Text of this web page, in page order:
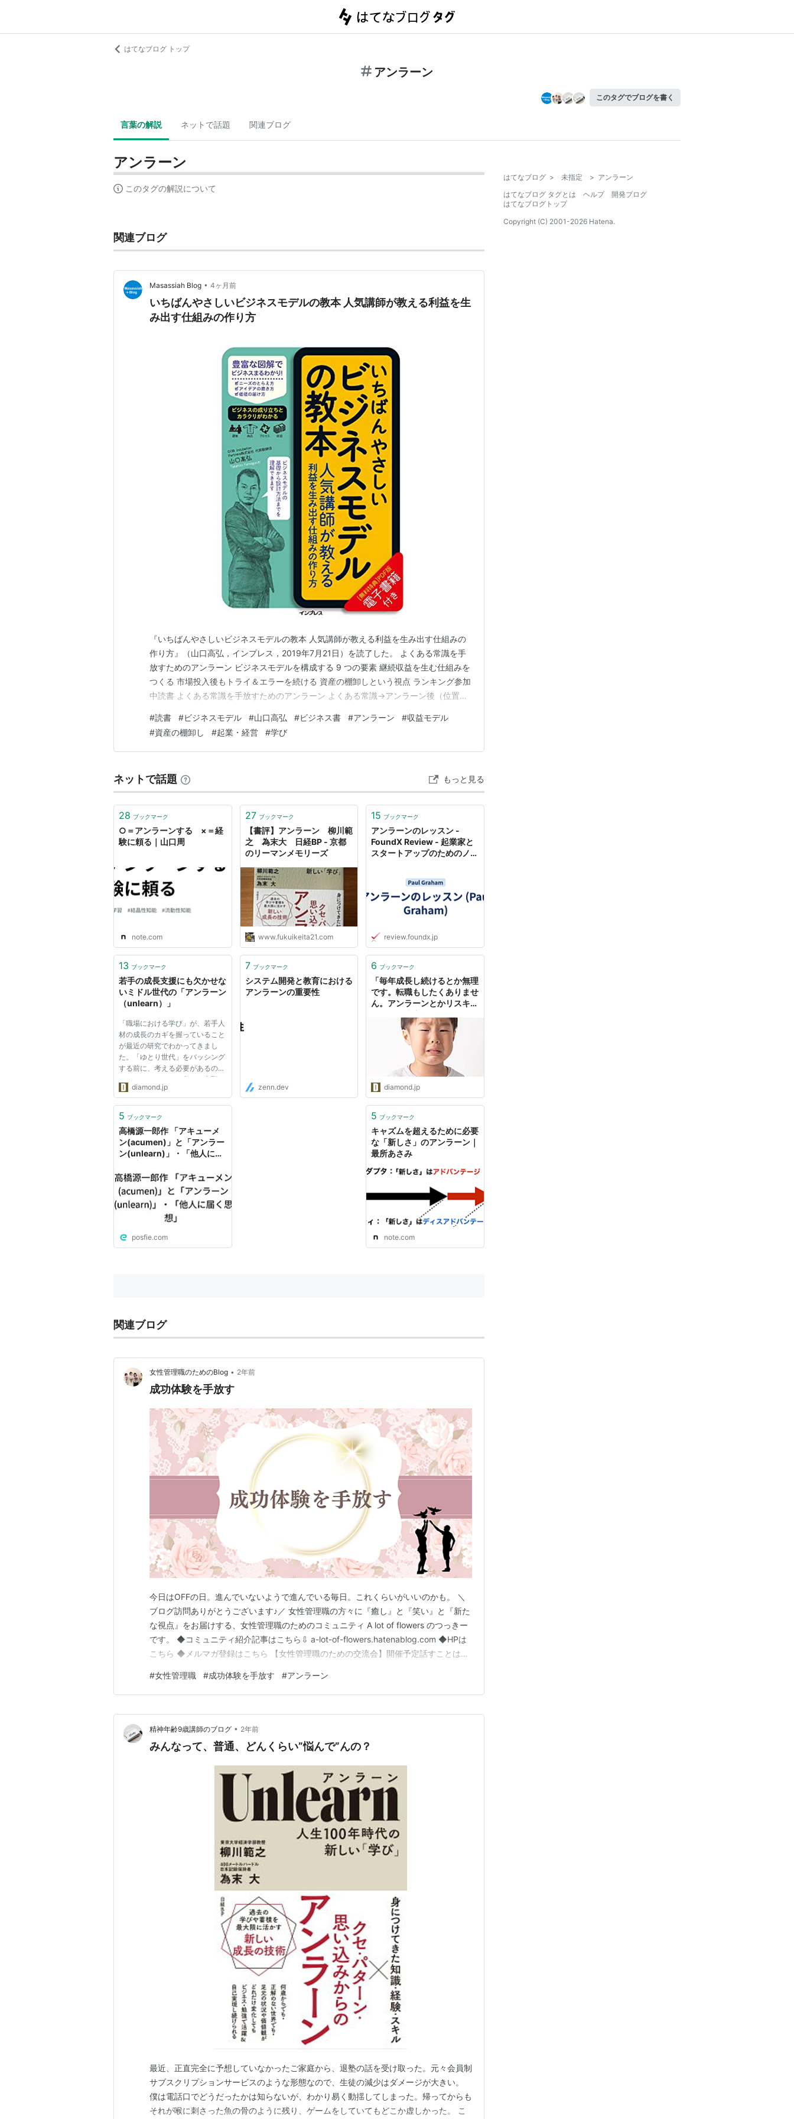
はてなブログ トップ
アンラーン
このタグでブログを書く
言葉の解説 ネットで話題 関連ブログ
アンラーン
このタグの解説について
関連ブログ
Masassiah Blog • 4ヶ月前
いちばんやさしいビジネスモデルの教本 人気講師が教える利益を生
み出す仕組みの作り方
『いちばんやさしいビジネスモデルの教本 人気講師が教える利益を生み出す仕組みの
作り方』（山口高弘，インプレス，2019年7月21日）を読了した。 よくある常識を手
放すためのアンラーン ビジネスモデルを構成する 9 つの要素 継続収益を生む仕組みを
つくる 市場投入後もトライ＆エラーを続ける 資産の棚卸しという視点 ランキング参加
中読書 よくある常識を手放すためのアンラーン よくある常識→アンラーン後（位置
とは「とりあえずやってみよう」という精神であり，効率性を求めることではない メ
ンバーが増えると細かく役割分担…
#読書 #ビジネスモデル #山口高弘 #ビジネス書 #アンラーン #収益モデル
#資産の棚卸し #起業・経営 #学び
ネットで話題 もっと見る
28 ブックマーク
○＝アンラーンする ×＝経
験に頼る｜山口周
note.com
27 ブックマーク
【書評】アンラーン 柳川範
之 為末大 日経BP - 京都
のリーマンメモリーズ
www.fukuikeita21.com
15 ブックマーク
アンラーンのレッスン -
FoundX Review - 起業家と
スタートアップのためのノウ
review.foundx.jp
13 ブックマーク
若手の成長支援にも欠かせな
いミドル世代の「アンラーン
（unlearn）」
「職場における学び」が、若手人
材の成長のカギを握っていること
が最近の研究でわかってきまし
た。「ゆとり世代」をバッシング
する前に、考える必要があるので
はないでしょうか。私たち中堅・
ベテランが業務を通じて的確な学
か。さらには、私たち個々人が、
diamond.jp
7 ブックマーク
システム開発と教育における
アンラーンの重要性
zenn.dev
6 ブックマーク
「毎年成長し続けるとか無理
です。転職もしたくありませ
ん。アンラーンとかリスキリ
やり続けていたいです」そう
言いたいのに言えない“現代
的な理由”を言語化した
diamond.jp
5 ブックマーク
高橋源一郎作 「アキューメ
ン(acumen)」と「アンラー
ン(unlearn)」・「他人に届
posfie.com
5 ブックマーク
キャズムを超えるために必要
な「新しさ」のアンラーン｜
最所あさみ
note.com
関連ブログ
女性管理職のためのBlog • 2年前
成功体験を手放す
今日はOFFの日。進んでいないようで進んでいる毎日。これくらいがいいのかも。 ＼
ブログ訪問ありがとうございます♪／ 女性管理職の方々に『癒し』と『笑い』と『新た
な視点』をお届けする、女性管理職のためのコミュニティ A lot of flowers のつっきー
です。 ◆コミュニティ紹介記事はこちら⇩ a-lot-of-flowers.hatenablog.com ◆HPは
こちら ◆メルマガ登録はこちら 【女性管理職のための交流会】開催予定話すことは放
３：３０〜超人気施設である滋賀県にあるラコリーナ近江八幡の見学ツアーに…
#女性管理職 #成功体験を手放す #アンラーン
精神年齢9歳講師のブログ • 2年前
みんなって、普通、どんくらい”悩んで”んの？
最近、正直完全に予想していなかったご家庭から、退塾の話を受け取った。元々会員制
サブスクリプションサービスのような形態なので、生徒の減少はダメージが大きい。
僕は電話口でどうだったかは知らないが、わかり易く動揺してしまった。帰ってからも
それが喉に刺さった魚の骨のように残り、ゲームをしていてもどこか虚しかった。 こ
はてなブログ > 未指定 > アンラーン
はてなブログ タグとは
ヘルプ
開発ブログ
はてなブログトップ
Copyright (C) 2001-2026 Hatena.